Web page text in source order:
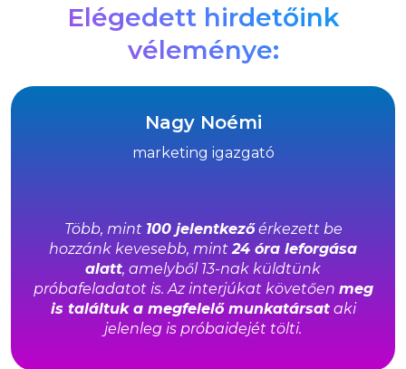
Elégedett hirdetőink
véleménye:
Nagy Noémi
marketing igazgató
Több, mint 100 jelentkezőérkezett be
hozzánk kevesebb, mint 24 óra leforgása
alatt, amelyből 13-nak küldtünk
próbafeladatot is. Az interjúkat követően meg
is találtuk a megfelelő munkatársataki
jelenleg is próbaidejét tölti.